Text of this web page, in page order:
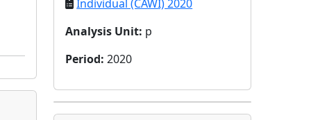
Individual (CAWI) 2020
Analysis Unit: p
Period:2020